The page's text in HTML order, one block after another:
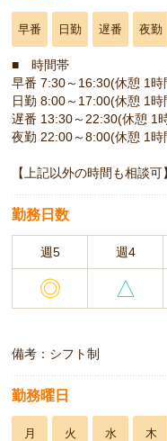
早番 日勤 遅番 夜勤
■ 時間帯
早番 7:30～16:30(休憩 1時
日勤 8:00～17:00(休憩 1
遅番 13:30～22:30(休憩 1
夜勤 22:00～8:00(休憩 1時
【上記以外の時間も相談可
勤務日数
週5 週4
◎ △
備考：シフト制
勤務曜日
月 火 水 木